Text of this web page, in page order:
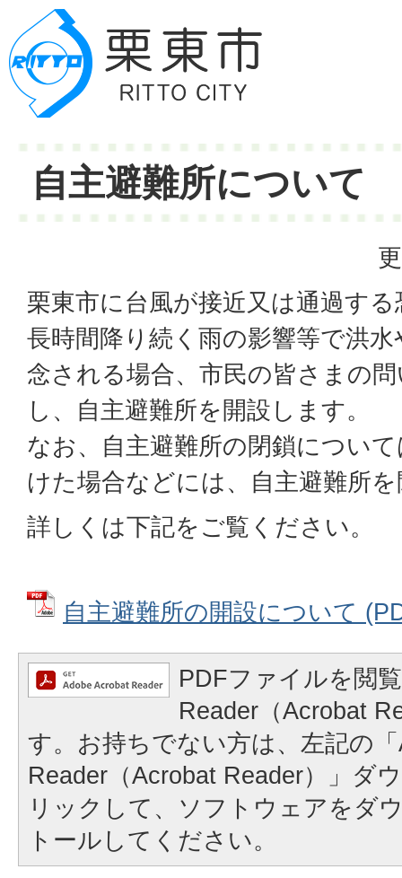
自主避難所について
栗東市に台風が接近又は通過す
長時間降り続く雨の影響等で洪
念される場合、市民の皆さまの
し、自主避難所を開設します。
なお、自主避難所の閉鎖につい
けた場合などには、自主避難所
詳しくは下記をご覧ください。
自主避難所の開設について
PDFファイルを閲
Reader（Acrobat
す。お持ちでない方は、左記の
Reader（Acrobat Reader）」ダ
リックして、ソフトウェアをダ
トールしてください。